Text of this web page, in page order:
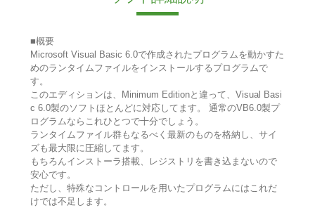
■概要
Microsoft Visual Basic 6.0で作成されたプログラムを動かすた
めのランタイムファイルをインストールするプログラムで
す。
このエディションは、Minimum Editionと違って、Visual Basi
c 6.0製のソフトほとんどに対応してます。 通常のVB6.0製プ
ログラムならこれひとつで十分でしょう。
ランタイムファイル群もなるべく最新のものを格納し、サイ
ズも最大限に圧縮してます。
もちろんインストーラ搭載、レジストリを書き込まないので
安心です。
ただし、特殊なコントロールを用いたプログラムにはこれだ
けでは不足します。